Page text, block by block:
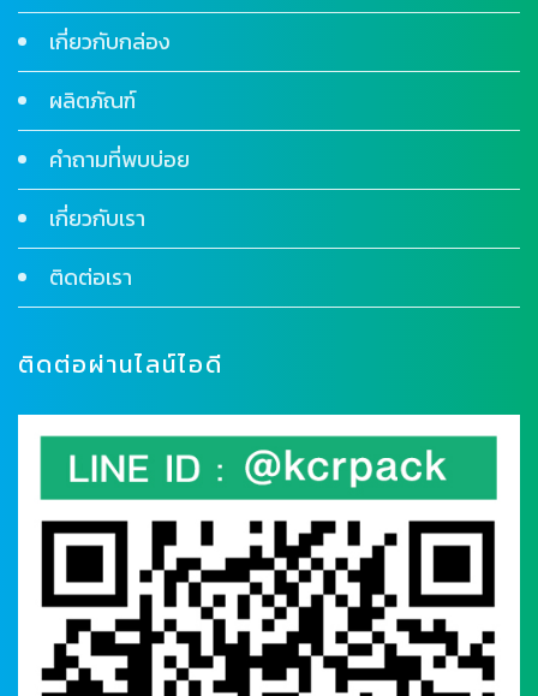
เกี่ยวกับกล่อง
ผลิตภัณฑ์
คำถามที่พบบ่อย
เกี่ยวกับเรา
ติดต่อเรา
ติดต่อผ่านไลน์ไอดี